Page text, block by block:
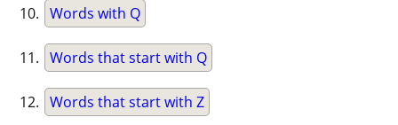
Words with Q
Words that start with Q
Words that start with Z